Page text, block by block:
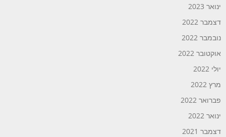
ינואר 2023
דצמבר 2022
נובמבר 2022
אוקטובר 2022
יולי 2022
מרץ 2022
פברואר 2022
ינואר 2022
דצמבר 2021